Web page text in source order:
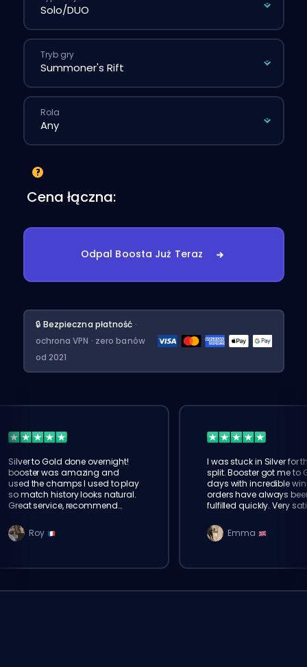
Tryb gry
Rola
Cena łączna:
Odpal Boosta Już Teraz
🔒 Bezpieczna płatność ·
ochrona VPN · zero banów
od 2021
Silver to Gold done overnight!
booster was amazing and
used the champs I used to play
so match history looks natural.
Great service, recommend
Roy
I was stuck in Silver for
split. Booster got me to
days with incredible
orders have always
fulfilled quickly. Very
Emma